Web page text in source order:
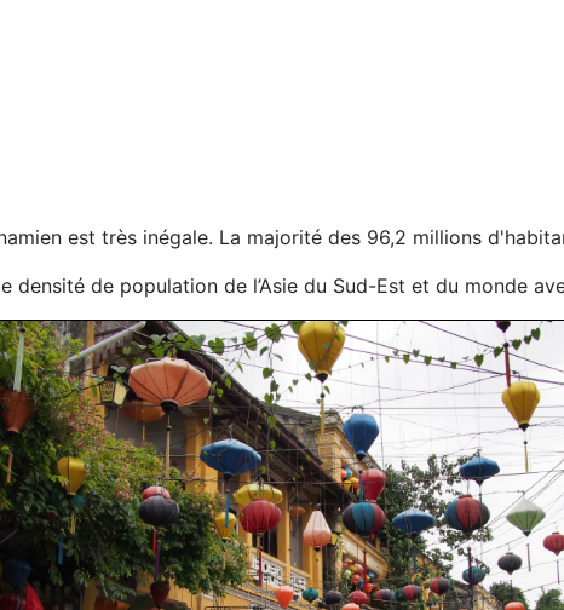
est très inégale. La majorité des 96,2 millions
densité de population de l’Asie du Sud-Est et du monde